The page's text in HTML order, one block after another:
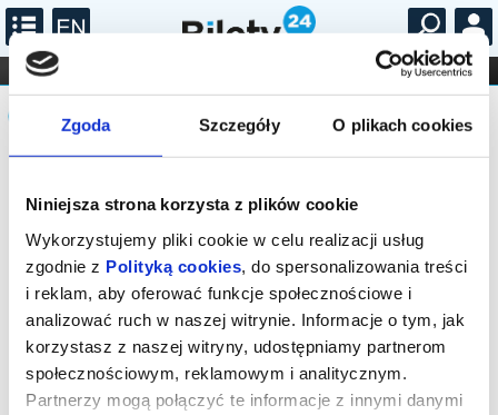
Zgoda Szczegóły O plikach cookies
Niniejsza strona korzysta z plików cookie
Wykorzystujemy pliki cookie w celu realizacji usług
zgodnie z Polityką cookies , do spersonalizowania treści
i reklam, aby oferować funkcje społecznościowe i
analizować ruch w naszej witrynie. Informacje o tym, jak
korzystasz z naszej witryny, udostępniamy partnerom
społecznościowym, reklamowym i analitycznym.
Partnerzy mogą połączyć te informacje z innymi danymi
KONCERTY TEATR ...
KABARET I
Komunikat
została zakończona.